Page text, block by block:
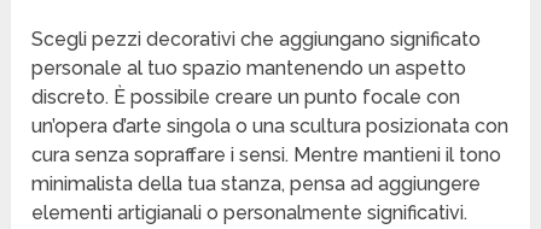
Scegli pezzi decorativi che aggiungano significato
personale al tuo spazio mantenendo un aspetto
discreto. È possibile creare un punto focale con
un’opera d’arte singola o una scultura posizionata con
cura senza sopraffare i sensi. Mentre mantieni il tono
minimalista della tua stanza, pensa ad aggiungere
elementi artigianali o personalmente significativi.